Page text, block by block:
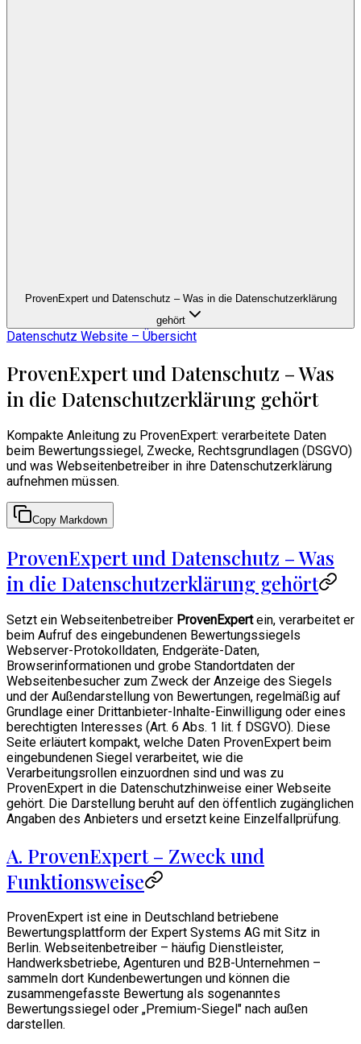
ProvenExpert und Datenschutz – Was in die Datenschutzerklärung
gehört
Datenschutz Website – Übersicht
ProvenExpert und Datenschutz – Was
in die Datenschutzerklärung gehört
Kompakte Anleitung zu ProvenExpert: verarbeitete Daten
beim Bewertungssiegel, Zwecke, Rechtsgrundlagen (DSGVO)
und was Webseitenbetreiber in ihre Datenschutzerklärung
aufnehmen müssen.
Copy Markdown
ProvenExpert und Datenschutz – Was
in die Datenschutzerklärung gehört
Setzt ein Webseitenbetreiber ProvenExpertein, verarbeitet er
beim Aufruf des eingebundenen Bewertungssiegels
Webserver-Protokolldaten, Endgeräte-Daten,
Browserinformationen und grobe Standortdaten der
Webseitenbesucher zum Zweck der Anzeige des Siegels
und der Außendarstellung von Bewertungen, regelmäßig auf
Grundlage einer Drittanbieter-Inhalte-Einwilligung oder eines
berechtigten Interesses (Art. 6 Abs. 1 lit. f DSGVO). Diese
Seite erläutert kompakt, welche Daten ProvenExpert beim
eingebundenen Siegel verarbeitet, wie die
Verarbeitungsrollen einzuordnen sind und was zu
ProvenExpert in die Datenschutzhinweise einer Webseite
gehört. Die Darstellung beruht auf den öffentlich zugänglichen
Angaben des Anbieters und ersetzt keine Einzelfallprüfung.
A. ProvenExpert – Zweck und
Funktionsweise
ProvenExpert ist eine in Deutschland betriebene
Bewertungsplattform der Expert Systems AG mit Sitz in
Berlin. Webseitenbetreiber – häufig Dienstleister,
Handwerksbetriebe, Agenturen und B2B-Unternehmen –
sammeln dort Kundenbewertungen und können die
zusammengefasste Bewertung als sogenanntes
Bewertungssiegel oder „Premium-Siegel" nach außen
darstellen.